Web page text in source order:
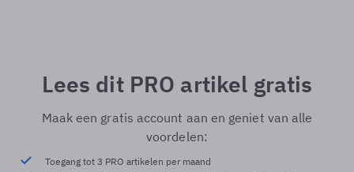
Lees dit PRO artikel gratis
Maak een gratis account aan en geniet van alle
voordelen:
Toegang tot 3 PRO artikelen per maand